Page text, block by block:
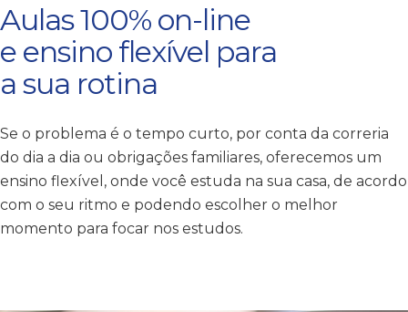
Aulas 100% on-line
e ensino flexível para
a sua rotina
Se o problema é o tempo curto, por conta da correria
do dia a dia ou obrigações familiares, oferecemos um
ensino flexível, onde você estuda na sua casa, de acordo
com o seu ritmo e podendo escolher o melhor
momento para focar nos estudos.